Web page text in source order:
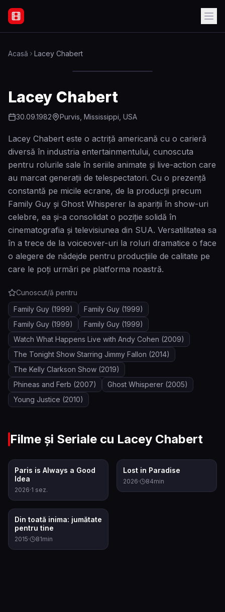
Filme Online Subtitrate - Acasă
Acasă Lacey Chabert
Lacey Chabert
30.09.1982 Purvis, Mississippi, USA
Lacey Chabert este o actriță americană cu o carieră
diversă în industria entertainmentului, cunoscuta
pentru rolurile sale în seriile animate și live-action care
au marcat generații de telespectatori. Cu o prezență
constantă pe micile ecrane, de la producții precum
Family Guy și Ghost Whisperer la apariții în show-uri
celebre, ea și-a consolidat o poziție solidă în
cinematografia și televisiunea din SUA. Versatilitatea sa
în a trece de la voiceover-uri la roluri dramatice o face
o alegere de nădejde pentru producțiile de calitate pe
care le poți urmări pe platforma noastră.
Cunoscut/ă pentru
Family Guy (1999) Family Guy (1999)
Family Guy (1999) Family Guy (1999)
Watch What Happens Live with Andy Cohen (2009)
The Tonight Show Starring Jimmy Fallon (2014)
The Kelly Clarkson Show (2019)
Phineas and Ferb (2007) Ghost Whisperer (2005)
Young Justice (2010)
Filme și Seriale cu Lacey Chabert
0.0
Paris is Always a Good
Idea
2026·1 sez.
Lost in Paradise
2026· 84min
6.9
Din toată inima: jumătate
pentru tine
2015· 81min